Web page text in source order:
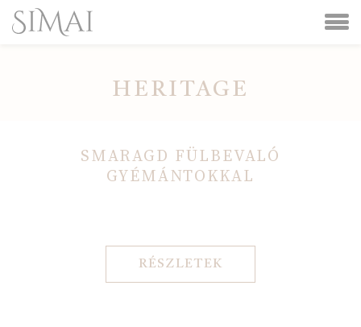
HERITAGE
SMARAGD FÜLBEVALÓ
GYÉMÁNTOKKAL
RÉSZLETEK